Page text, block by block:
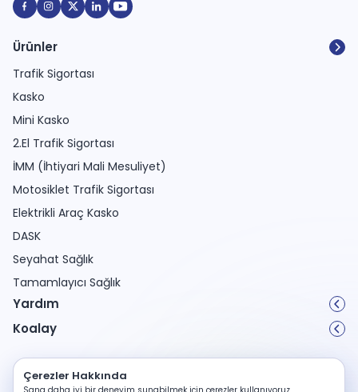
Çerezler Hakkında
Ürünler
Trafik Sigortası
Kasko
Mini Kasko
2.El Trafik Sigortası
İMM (İhtiyari Mali Mesuliyet)
Motosiklet Trafik Sigortası
Elektrikli Araç Kasko
DASK
Seyahat Sağlık
Tamamlayıcı Sağlık
Yardım
Koalay
Kişisel Verilerin Korunması
Çerez Politikası